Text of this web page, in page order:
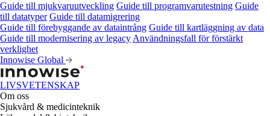
Guide till mjukvaruutveckling Guide till programvarutestning Guide
till datatyper Guide till datamigrering
Guide till förebyggande av dataintrång Guide till kartläggning av data
Guide till modernisering av legacy Användningsfall för förstärkt
verklighet
Innowise Global
LIVSVETENSKAP
Om oss
Sjukvård & medicinteknik